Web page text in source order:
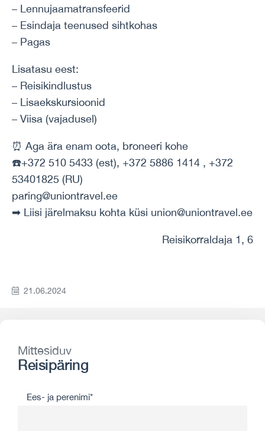
– Lennujaamatransfeerid
– Esindaja teenused sihtkohas
– Pagas
Lisatasu eest:
– Reisikindlustus
– Lisaekskursioonid
– Viisa (vajadusel)
⏰ Aga ära enam oota, broneeri kohe
☎️+372 510 5433 (est), +372 5886 1414 , +372
53401825 (RU)
paring@uniontravel.ee
➡ Liisi järelmaksu kohta küsi union@uniontravel.ee
Reisikorraldaja 1, 6
21.06.2024
Mittesiduv
Reisipäring
Ees- ja perenimi*